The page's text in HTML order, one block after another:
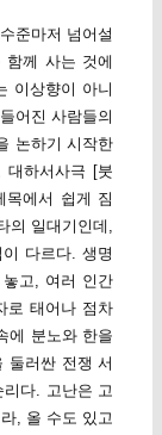
준마저 넘어설
께 사는 것에
이상향이 아니
어진 사람들의
논하기 시작한
대하서사극 [붓
목에서 쉽게 짐
의 일대기인데,
다르다. 생명
고, 여러 인간
로 태어나 점차
에 분노와 한을
둘러싼 전쟁 서
다. 고난은 고
, 올 수도 있고